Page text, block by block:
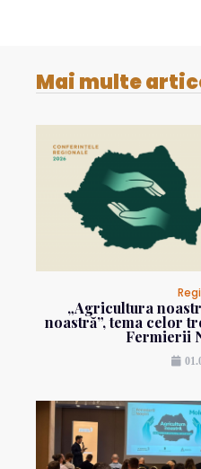
Mai multe
„Agricultura
noastră”, tema celor
Fermierii